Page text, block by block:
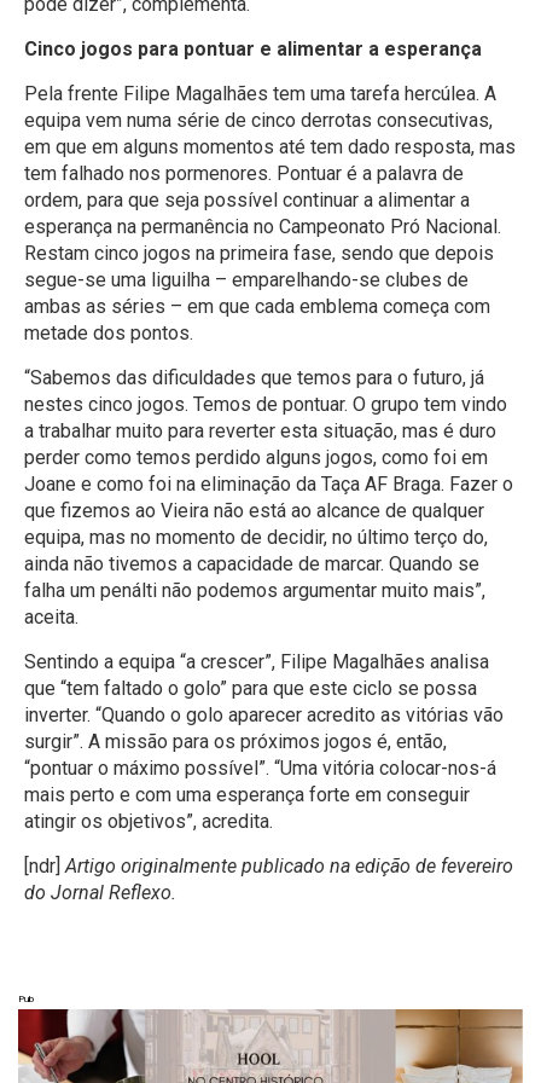
Cinco jogos para pontuar e alimentar a esperança
Pela frente Filipe Magalhães tem uma tarefa hercúlea. A
equipa vem numa série de cinco derrotas consecutivas,
em que em alguns momentos até tem dado resposta, mas
tem falhado nos pormenores. Pontuar é a palavra de
ordem, para que seja possível continuar a alimentar a
esperança na permanência no Campeonato Pró Nacional.
Restam cinco jogos na primeira fase, sendo que depois
segue-se uma liguilha – emparelhando-se clubes de
ambas as séries – em que cada emblema começa com
metade dos pontos.
“Sabemos das dificuldades que temos para o futuro, já
nestes cinco jogos. Temos de pontuar. O grupo tem vindo
a trabalhar muito para reverter esta situação, mas é duro
perder como temos perdido alguns jogos, como foi em
Joane e como foi na eliminação da Taça AF Braga. Fazer o
que fizemos ao Vieira não está ao alcance de qualquer
equipa, mas no momento de decidir, no último terço do,
ainda não tivemos a capacidade de marcar. Quando se
falha um penálti não podemos argumentar muito mais”,
aceita.
Sentindo a equipa “a crescer”, Filipe Magalhães analisa
que “tem faltado o golo” para que este ciclo se possa
inverter. “Quando o golo aparecer acredito as vitórias vão
surgir”. A missão para os próximos jogos é, então,
“pontuar o máximo possível”. “Uma vitória colocar-nos-á
mais perto e com uma esperança forte em conseguir
atingir os objetivos”, acredita.
[ndr] Artigo originalmente publicado na edição de fevereiro
do Jornal Reflexo.
Pub